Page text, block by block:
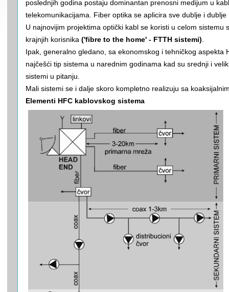
poslednjih godina postaju dominantan prenosni medijum u
telekomunikacijama. Fiber optika se aplicira sve dublje i dublje
U najnovijim projektima optički kabl se koristi u celom sistemu
krajnjih korisnika ('fibre to the home' - FTTH sistemi)
Ipak, generalno gledano, sa ekonomskog i tehničkog aspekta
najčešći tip sistema u narednim godinama kad su srednji i
sistemi u pitanju.
Mali sistemi se i dalje skoro kompletno realizuju sa
Elementi HFC kablovskog sistema